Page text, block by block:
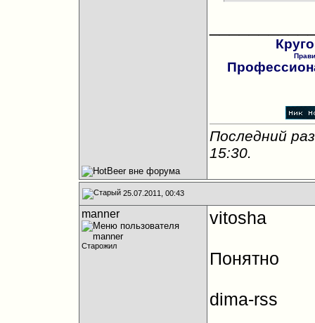
Последний
15:30.
25.07.2011, 00:43
manner
Старожил
vitosha
Понятно
dima-rss